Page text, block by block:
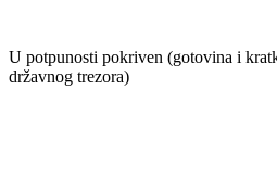
U potpunosti pokriven (gotovina i
državnog trezora)